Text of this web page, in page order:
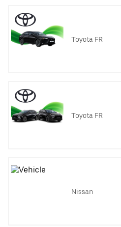
Toyota FR
Toyota FR
Nissan